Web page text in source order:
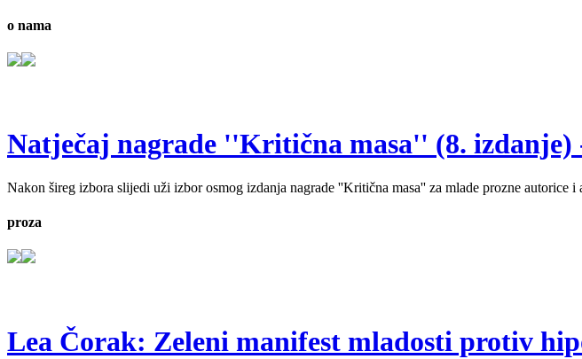
o nama
Natječaj nagrade ''Kritična masa'' (8. izdanje)
Nakon šireg izbora slijedi uži izbor osmog izdanja nagrade ''Kritična masa'' za mlade prozne autorice
proza
Lea Čorak: Zeleni manifest mladosti protiv